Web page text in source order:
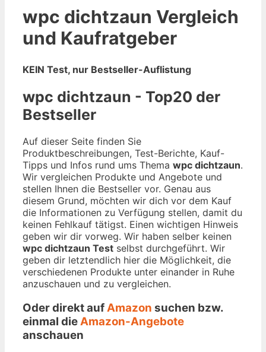
wpc dichtzaun Vergleich
und Kaufratgeber
KEIN Test, nur Bestseller-Auflistung
wpc dichtzaun - Top20 der
Bestseller
Auf dieser Seite finden Sie
Produktbeschreibungen, Test-Berichte, Kauf-
Tipps und Infos rund ums Thema wpc dichtzaun.
Wir vergleichen Produkte und Angebote und
stellen Ihnen die Bestseller vor. Genau aus
diesem Grund, möchten wir dich vor dem Kauf
die Informationen zu Verfügung stellen, damit du
keinen Fehlkauf tätigst. Einen wichtigen Hinweis
geben wir dir vorweg. Wir haben selber keinen
wpc dichtzaun Test selbst durchgeführt. Wir
geben dir letztendlich hier die Möglichkeit, die
verschiedenen Produkte unter einander in Ruhe
anzuschauen und zu vergleichen.
Oder direkt aufAmazon suchen bzw.
einmal dieAmazon-Angebote
anschauen